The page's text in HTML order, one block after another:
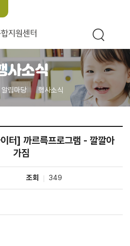
사소식
알림마당 행사소식
터] 까르륵프로그램 - 깔깔아
가짐
조회 349